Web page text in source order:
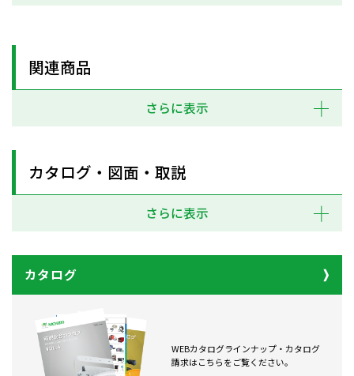
関連商品
さらに表示
カタログ・図面・取説
さらに表示
カタログ
WEBカタログラインナップ・カタログ
請求はこちらをご覧ください。